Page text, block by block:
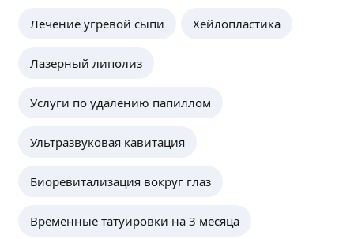
Лечение угревой сыпи Хейлопластика
Лазерный липолиз
Услуги по удалению папиллом
Ультразвуковая кавитация
Биоревитализация вокруг глаз
Временные татуировки на 3 месяца